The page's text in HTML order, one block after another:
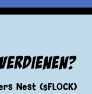
Nest ($FLOCK)